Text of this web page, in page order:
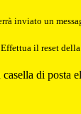
inviato un
il reset
di posta